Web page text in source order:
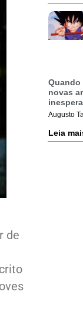
de
Quando
novas
Augusto
Leia